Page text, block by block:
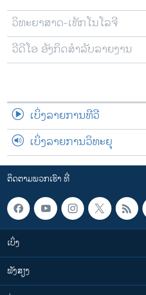
ວິທະຍາສາດ-ເທັກໂນໂລຈີ
ວີດີໂອ ອັງກິດສຳລັບລາຍງານ
ເບິ່ງລາຍການທີວີ
ເບິ່ງລາຍການວິທະຍຸ
ຕິດຕາມພວກເຮົາ ທີ່
ເບິ່ງ
ຟັງສຽງ